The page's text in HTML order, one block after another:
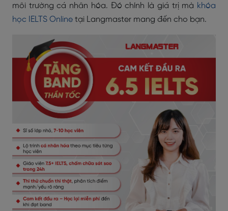
môi trường cá nhân hóa. Đó chính là giá trị mà khóa
học IELTS Online tại Langmaster mang đến cho bạn.